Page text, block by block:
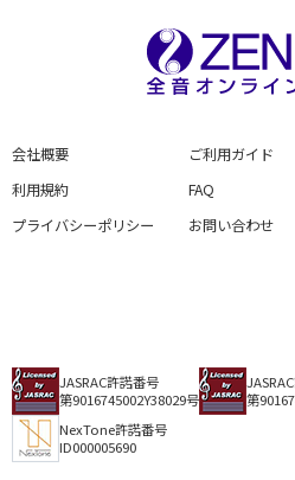
会社概要
利用規約
プライバシーポリシー
ご利用ガイド
FAQ
お問い合わせ
JASRAC許諾番号
第9016745002Y38029号
第
NexTone許諾番号
ID000005690